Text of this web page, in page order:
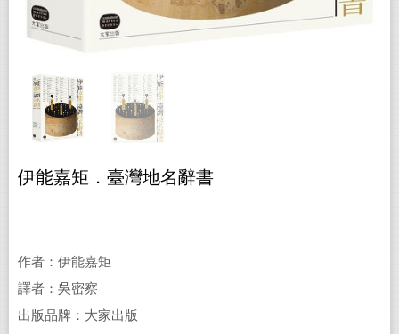
伊能嘉矩．臺灣地名辭書
作者：伊能嘉矩
譯者：吳密察
出版品牌：大家出版